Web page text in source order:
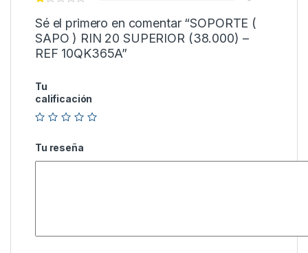
Sé el primero en comentar “SOPORTE (
SAPO ) RIN 20 SUPERIOR (38.000) –
REF 10QK365A”
Tu
calificación
Tu reseña